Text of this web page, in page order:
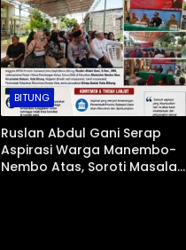
BITUNG
Ruslan Abdul Gani Serap
Aspirasi Warga Manembo-
Nembo Atas, Soroti Masalah